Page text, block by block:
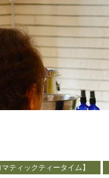
マティックティータイム】